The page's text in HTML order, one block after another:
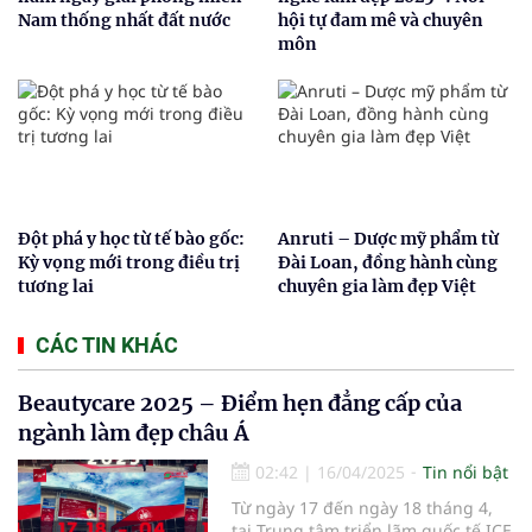
Nam thống nhất đất nước
hội tự đam mê và chuyên
môn
Đột phá y học từ tế bào gốc:
Kỳ vọng mới trong điều trị
tương lai
Anruti – Dược mỹ phẩm từ
Đài Loan, đồng hành cùng
chuyên gia làm đẹp Việt
CÁC TIN KHÁC
Beautycare 2025 – Điểm hẹn đẳng cấp của
ngành làm đẹp châu Á
02:42 | 16/04/2025
Tin nổi bật
Từ ngày 17 đến ngày 18 tháng 4,